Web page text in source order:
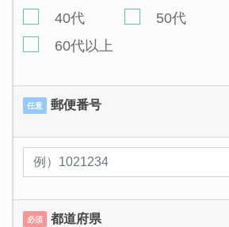
40代
50代
60代以上
任意 郵便番号
必須 都道府県